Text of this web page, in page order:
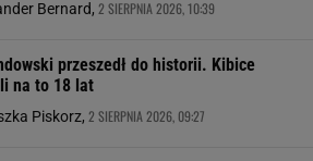
Bernard, 2 SIERPNIA 2026, 10:39
przeszedł do historii. Kibice
na to 18 lat
Piskorz, 2 SIERPNIA 2026, 09:27